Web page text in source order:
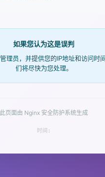
如果您认为这是误判
理员，并提供您的IP地址和访问时
们将尽快为您处理。
此页面由 Nginx 安全防护系统生成
时间: